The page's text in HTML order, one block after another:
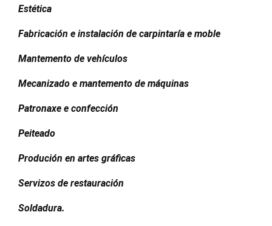
Estética
Fabricación e instalación de carpintaría e moble
Mantemento de vehículos
Mecanizado e mantemento de máquinas
Patronaxe e confección
Peiteado
Produción en artes gráficas
Servizos de restauración
Soldadura.